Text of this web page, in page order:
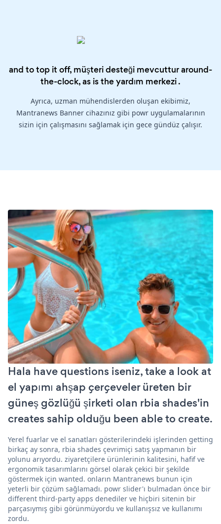
and to top it off, müşteri desteği mevcuttur around-
the-clock, as is theyardım merkezi.
Ayrıca, uzman mühendislerden oluşan ekibimiz,
Mantranews Banner cihazınız gibi powr uygulamalarının
sizin için çalışmasını sağlamak için gece gündüz çalışır.
Hala have questions iseniz, take a look at
el yapımı ahşap çerçeveler üreten bir
güneş gözlüğü şirketi olan rbia shades'in
creates sahip olduğu been able to create.
Yerel fuarlar ve el sanatları gösterilerindeki işlerinden getting
birkaç ay sonra, rbia shades çevrimiçi satış yapmanın bir
yolunu arıyordu. ziyaretçilere ürünlerinin kalitesini, hafif ve
ergonomik tasarımlarını görsel olarak çekici bir şekilde
göstermek için wanted. onların Mantranews bunun için
yeterli bir çözüm sağlamadı. powr slider'ı bulmadan önce bir
different third-party apps denediler ve hiçbiri sitenin bir
parçasıymış gibi görünmüyordu ve kullanışsız ve kullanımı
zordu.